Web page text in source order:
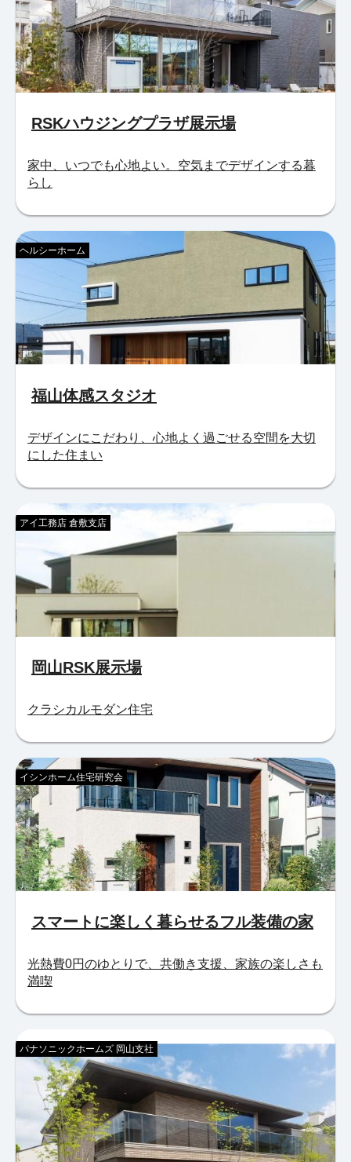
RSKハウジングプラザ展示場
家中、いつでも心地よい。空気までデザインする暮
らし
福山体感スタジオ
ヘルシーホーム
デザインにこだわり、心地よく過ごせる空間を大切
にした住まい
岡山RSK展示場
アイ工務店 倉敷支店
クラシカルモダン住宅
スマートに楽しく暮らせるフル装備の家
イシンホーム住宅研究会
光熱費0円のゆとりで、共働き支援、家族の楽しさも
満喫
パナソニックホームズ 岡山支社